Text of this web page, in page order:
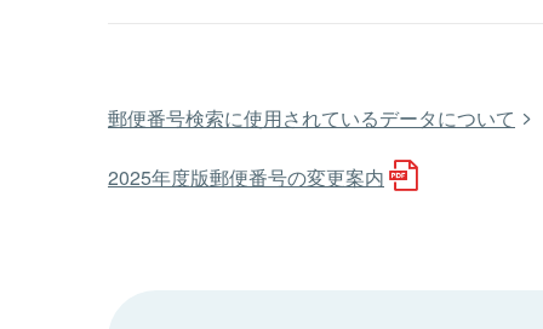
郵便番号検索に使用されているデータについて
2025年度版郵便番号の変更案内